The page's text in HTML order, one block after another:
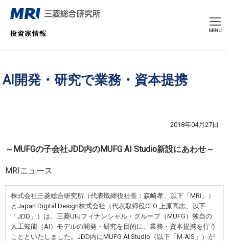
CLOSE
MENU
AI開発・研究で業務・資本提携
2018年04月27日
～MUFGの子会社JDD内のMUFG AI Studio新設にあわせ～
MRIニュース
株式会社三菱総合研究所（代表取締役社長：森崎孝、以下「MRI」）
とJapan Digital Design株式会社（代表取締役CEO 上原高志、以下
「JDD」）は、三菱UFJフィナンシャル・グループ（MUFG）独自の
人工知能（AI）モデルの開発・研究を目的に、業務・資本提携を行う
ことといたしました。JDD内にMUFG AI Studio（以下「M-AIS」）が